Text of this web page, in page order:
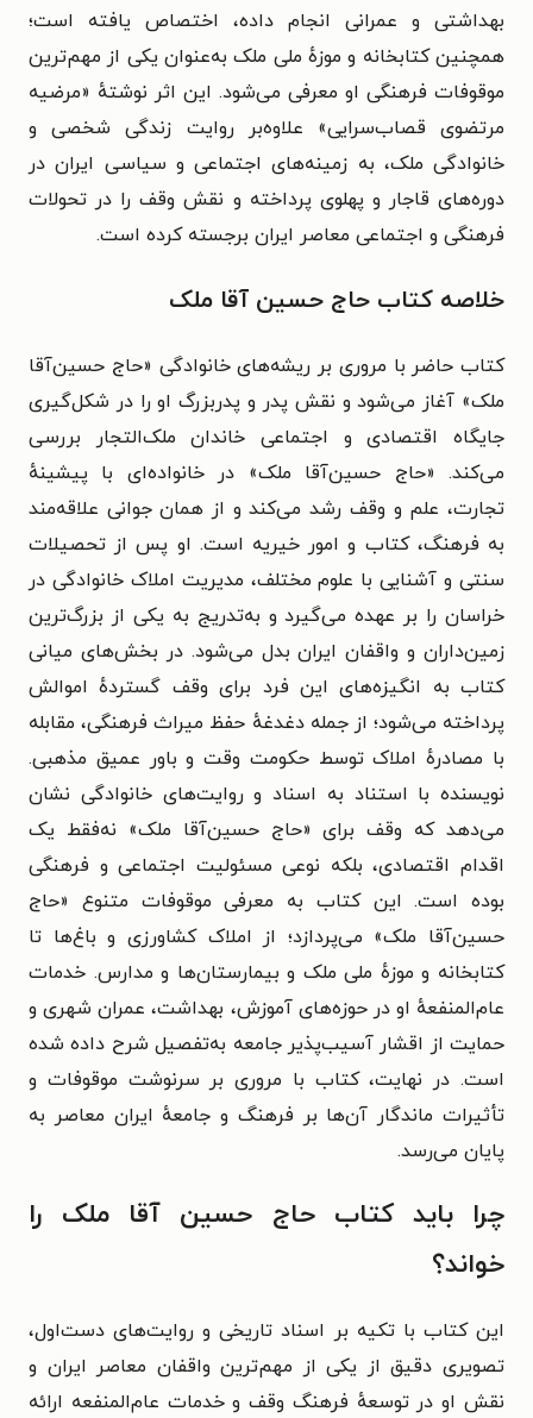
بهداشتی و عمرانی انجام داده، اختصاص یافته است؛
همچنین کتابخانه و موزهٔ ملی ملک به‌عنوان یکی از مهم‌ترین
موقوفات فرهنگی او معرفی می‌شود. این اثر نوشتهٔ «مرضیه
مرتضوی قصاب‌سرایی» علاوه‌بر روایت زندگی شخصی و
خانوادگی ملک، به زمینه‌های اجتماعی و سیاسی ایران در
دوره‌های قاجار و پهلوی پرداخته و نقش وقف را در تحولات
فرهنگی و اجتماعی معاصر ایران برجسته کرده است.
خلاصه کتاب حاج حسین آقا ملک
کتاب حاضر با مروری بر ریشه‌های خانوادگی «حاج حسین‌آقا
ملک» آغاز می‌شود و نقش پدر و پدربزرگ او را در شکل‌گیری
جایگاه اقتصادی و اجتماعی خاندان ملک‌التجار بررسی
می‌کند. «حاج حسین‌آقا ملک» در خانواده‌ای با پیشینهٔ
تجارت، علم و وقف رشد می‌کند و از همان جوانی علاقه‌مند
به فرهنگ، کتاب و امور خیریه است. او پس از تحصیلات
سنتی و آشنایی با علوم مختلف، مدیریت املاک خانوادگی در
خراسان را بر عهده می‌گیرد و به‌تدریج به یکی از بزرگ‌ترین
زمین‌داران و واقفان ایران بدل می‌شود. در بخش‌های میانی
کتاب به انگیزه‌های این فرد برای وقف گستردهٔ اموالش
پرداخته می‌شود؛ از جمله دغدغهٔ حفظ میراث فرهنگی، مقابله
با مصادرهٔ املاک توسط حکومت وقت و باور عمیق مذهبی.
نویسنده با استناد به اسناد و روایت‌های خانوادگی نشان
می‌دهد که وقف برای «حاج حسین‌آقا ملک» نه‌فقط یک
اقدام اقتصادی، بلکه نوعی مسئولیت اجتماعی و فرهنگی
بوده است. این کتاب به معرفی موقوفات متنوع «حاج
حسین‌آقا ملک» می‌پردازد؛ از املاک کشاورزی و باغ‌ها تا
کتابخانه و موزهٔ ملی ملک و بیمارستان‌ها و مدارس. خدمات
عام‌المنفعهٔ او در حوزه‌های آموزش، بهداشت، عمران شهری و
حمایت از اقشار آسیب‌پذیر جامعه به‌تفصیل شرح داده شده
است. در نهایت، کتاب با مروری بر سرنوشت موقوفات و
تأثیرات ماندگار آن‌ها بر فرهنگ و جامعهٔ ایران معاصر به
پایان می‌رسد.
چرا باید کتاب حاج حسین آقا ملک را
خواند؟
این کتاب با تکیه بر اسناد تاریخی و روایت‌های دست‌اول،
تصویری دقیق از یکی از مهم‌ترین واقفان معاصر ایران و
نقش او در توسعهٔ فرهنگ وقف و خدمات عام‌المنفعه ارائه